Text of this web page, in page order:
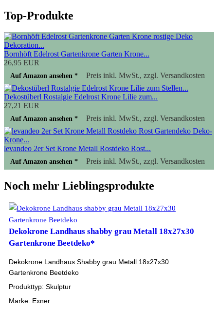
Top-Produkte
Bornhöft Edelrost Gartenkrone Garten Krone...
26,95 EUR
Auf Amazon ansehen * Preis inkl. MwSt., zzgl. Versandkosten
Dekostüberl Rostalgie Edelrost Krone Lilie zum...
27,21 EUR
Auf Amazon ansehen * Preis inkl. MwSt., zzgl. Versandkosten
levandeo 2er Set Krone Metall Rostdeko Rost...
Auf Amazon ansehen * Preis inkl. MwSt., zzgl. Versandkosten
Noch mehr Lieblingsprodukte
Dekokrone Landhaus shabby grau Metall 18x27x30
Gartenkrone Beetdeko*
Dekokrone Landhaus Shabby grau Metall 18x27x30
Gartenkrone Beetdeko
Produkttyp: Skulptur
Marke: Exner